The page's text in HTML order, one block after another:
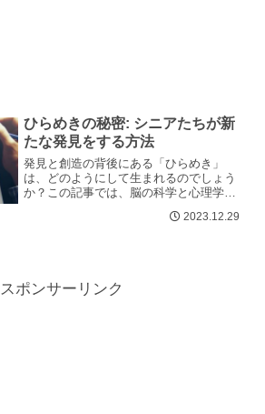
ひらめきの秘密: シニアたちが新
たな発見をする方法
発見と創造の背後にある「ひらめき」
は、どのようにして生まれるのでしょう
か？この記事では、脳の科学と心理学の
デアを生み出すプロセスを探ります。年
2023.12.29
スポンサーリンク